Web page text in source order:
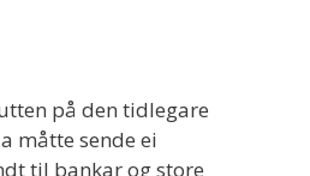
på den tidlegare
måtte sende ei
til bankar og store